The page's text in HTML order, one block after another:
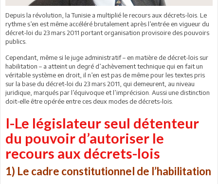
Depuis la révolution, la Tunisie a multiplié le recours aux décrets-lois. Le
rythme s’en est même accéléré brutalement après l’entrée en vigueur du
décret-loi du 23 mars 2011 portant organisation provisoire des pouvoirs
publics.
Cependant, même si le juge administratif – en matière de décret-lois sur
habilitation – a atteint un degré d’achèvement technique qui en fait un
véritable système en droit, il n’en est pas de même pour les textes pris
sur la base du décret-loi du 23 mars 2011, qui demeurent, au niveau
juridique, marqués par l’équivoque et l’imprécision. Aussi une distinction
doit-elle être opérée entre ces deux modes de décrets-lois.
I-Le législateur seul détenteur
du pouvoir d’autoriser le
recours aux décrets-lois
1) Le cadre constitutionnel de l’habilitation